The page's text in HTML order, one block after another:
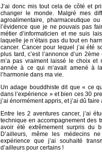
J’ai donc mis tout cela de côté et
changer le monde. Malgré mes
agroalimentaire, pharmaceutique
l’évidence que je ne pouvais pas
métier d’informaticien et me suis
laquelle je n’étais pas du tout en
cancer. Cancer pour lequel j’ai été
plus tard, c’est l’annonce d’un
m’a pas vraiment laissé le choix et
année à ce qui m’avait amené à
l’harmonie dans ma vie.
Un adage bouddhiste dit que « ce
dans l’expérience » et bien ces 30
j’ai énormément appris, et j’ai dû
Entre les 2 aventures cancer, j’ai
technique en accompagnement des
avoir été extrêmement surpris du
D’ailleurs, même les médecins
expérience que j’ai souhaité
d’ailleurs pour certains !